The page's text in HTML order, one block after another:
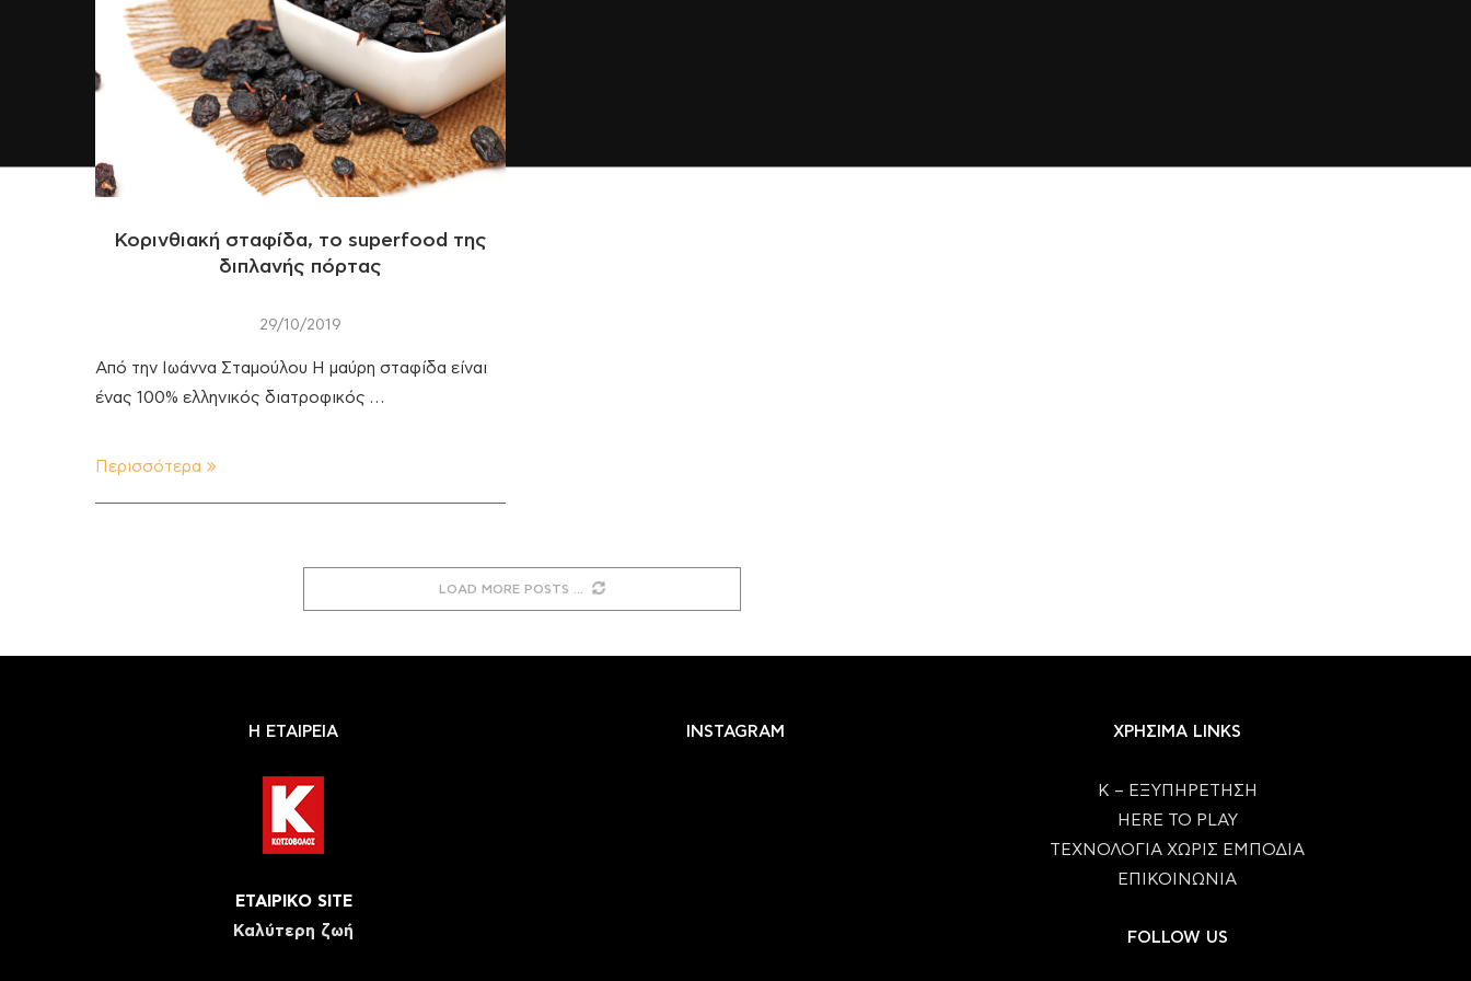
Κορινθιακή σταφίδα, το superfood της
διπλανής πόρτας
29/10/2019
Από την Ιωάννα Σταμούλου Η μαύρη σταφίδα είναι
ένας 100% ελληνικός διατροφικός …
Περισσότερα
LOAD MORE POSTS
Η ΕΤΑΙΡΕΙΑ
ΕΤΑΙΡΙΚΟ SITE
Καλύτερη ζωή
INSTAGRAM ΧΡΗΣΙΜΑ LINKS
Κ – ΕΞΥΠΗΡΕΤΗΣΗ
HERE TO PLAY
ΤΕΧΝΟΛΟΓΙΑ ΧΩΡΙΣ ΕΜΠΟΔΙΑ
ΕΠΙΚΟΙΝΩΝΙΑ
FOLLOW US